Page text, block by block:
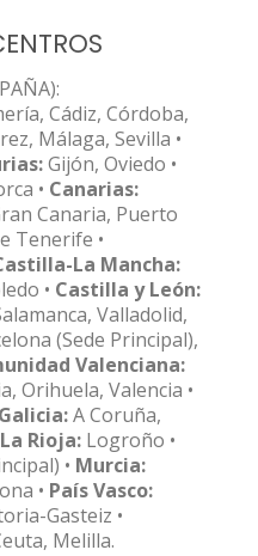
Cádiz, Córdoba,
Málaga, Sevilla •
Gijón, Oviedo •
• Canarias:
Canaria, Puerto
Tenerife •
La Mancha:
• Castilla y León:
Valladolid,
(Sede Principal),
Valenciana:
Orihuela, Valencia •
Galicia:A Coruña,
La Rioja: Logroño •
• Murcia:
• País Vasco:
Gasteiz •
Melilla.